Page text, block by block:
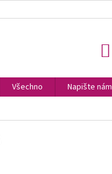
Všechno Napište nám